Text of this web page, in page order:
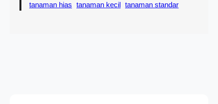
tanaman hias
tanaman kecil tanaman standar